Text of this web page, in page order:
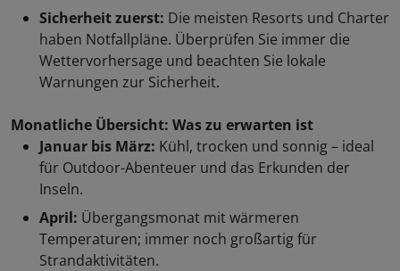
Sicherheit zuerst: Die meisten Resorts und Charter
haben Notfallpläne. Überprüfen Sie immer die
Wettervorhersage und beachten Sie lokale
Warnungen zur Sicherheit.
Monatliche Übersicht: Was zu erwarten ist
Januar bis März: Kühl, trocken und sonnig – ideal
für Outdoor-Abenteuer und das Erkunden der
Inseln.
April: Übergangsmonat mit wärmeren
Temperaturen; immer noch großartig für
Strandaktivitäten.